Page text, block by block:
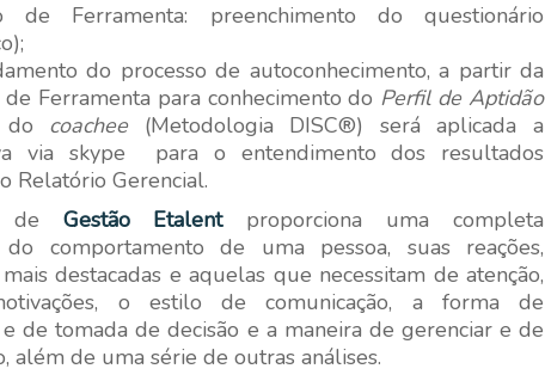
de Ferramenta: preenchimento do questionário
do processo de autoconhecimento, a partir da
de Ferramenta para conhecimento do Perfil de Aptidão
coachee (Metodologia DISC®) será aplicada a
via skype para o entendimento dos resultados
Relatório Gerencial.
de Gestão Etalent proporciona uma completa
do comportamento de uma pessoa, suas reações,
destacadas e aquelas que necessitam de atenção,
o estilo de comunicação, a forma de
de tomada de decisão e a maneira de gerenciar e de
além de uma série de outras análises.